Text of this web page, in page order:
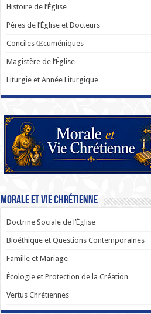
Histoire de l’Église
Pères de l’Église et Docteurs
Conciles Œcuméniques
Magistère de l’Église
Liturgie et Année Liturgique
Morale et Vie Chrétienne
Doctrine Sociale de l’Église
Bioéthique et Questions Contemporaines
Famille et Mariage
Écologie et Protection de la Création
Vertus Chrétiennes